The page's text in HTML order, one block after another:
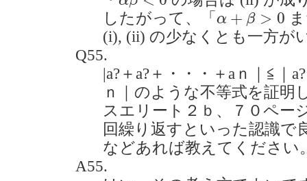
したがって、「 α + β > 0
α+β>0
(i), (ii) の少なくとも一方が
Q55.
|a?＋a?＋・・・＋aｎ｜≦｜
ｎ｜のような不等式を証明
スエリート２ｂ、７０ペー
回繰り返すといった認識で
などあれば教えてください
A55.